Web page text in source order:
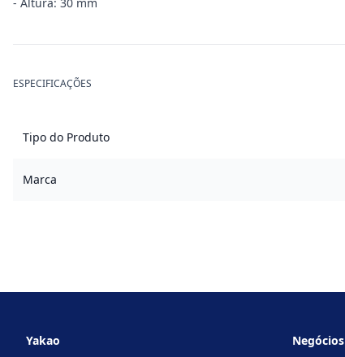
ESPECIFICAÇÕES
Tipo do Produto
Marca
Yakao Negócios